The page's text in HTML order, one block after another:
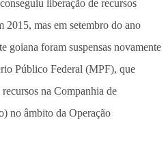
liberação de recursos
2015, mas em setembro do ano
goiana foram suspensas novamente
Público Federal (MPF), que
na Companhia de
no âmbito da Operação